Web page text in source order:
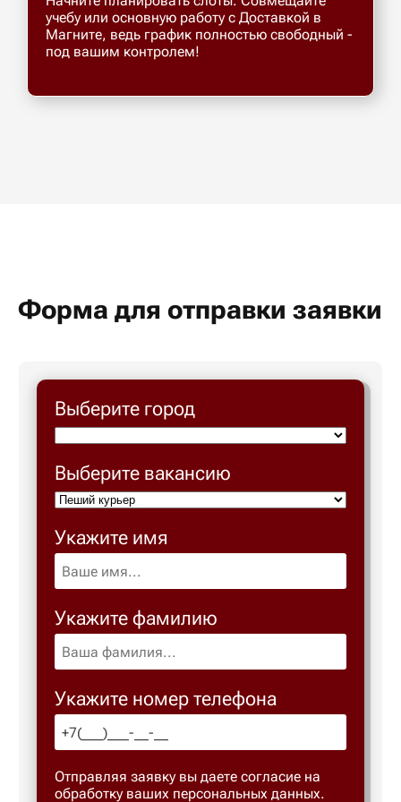
учебу или основную работу с Доставкой в
Магните, ведь график полностью свободный -
под вашим контролем!
Форма для отправки заявки
Выберите город
Выберите вакансию
Укажите имя
Укажите фамилию
Укажите номер телефона
Отправляя заявку вы даете согласие на
обработку ваших персональных данных.